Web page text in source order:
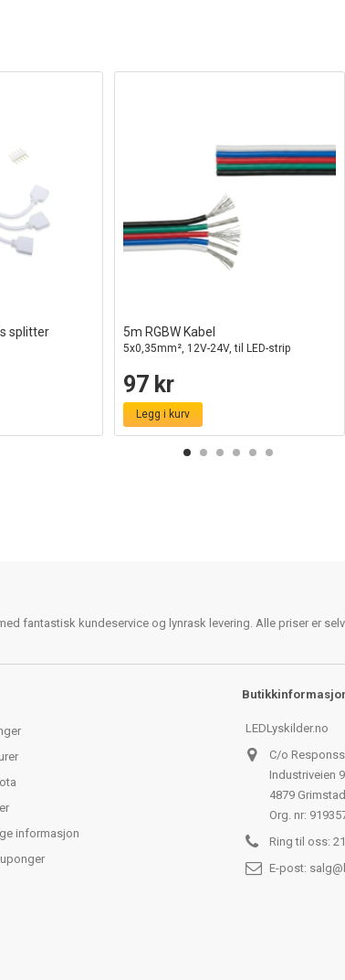
splitter 5m RGBW Kabel
5x0,35mm², 12V-24V, til LED-strip
97 kr
Legg i kurv
fantastisk kundeservice og lynrask levering. Alle priser er
informasjon
LEDLyskilder.no
C/o
Industriveien 9
4879
Org. nr:
Ring til oss:
E-post: